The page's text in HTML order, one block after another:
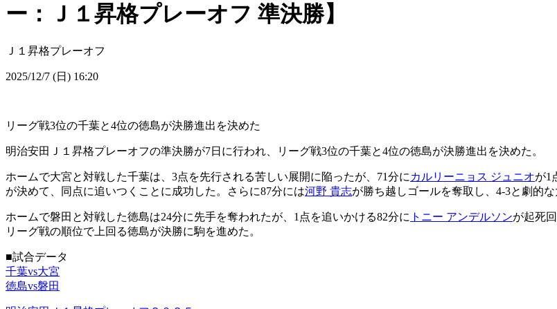
ー：Ｊ１昇格プレーオフ 準決勝】
Ｊ１昇格プレーオフ
2025/12/7 (日) 16:20
リーグ戦3位の千葉と4位の徳島が決勝進出を決めた
明治安田Ｊ１昇格プレーオフの準決勝が7日に行われ、リーグ戦3位の千葉と4位の徳島が決勝進出を決めた。
ホームで大宮と対戦した千葉は、3点を先行される苦しい展開に陥ったが、71分に カルリーニョス ジュニオが1
が決めて、同点に追いつくことに成功した。さらに87分には河野 貴志が勝ち越しゴールを奪取し、4-3と劇的な
ホームで磐田と対戦した徳島は24分に先手を奪われたが、1点を追いかける82分に トニー アンデルソンが起死
リーグ戦の順位で上回る徳島が決勝に駒を進めた。
■試合データ
千葉vs大宮
徳島vs磐田